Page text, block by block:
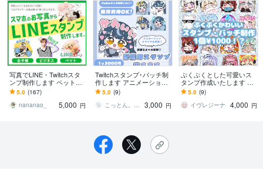
写真でLINE・Twitchスタ
ンプ制作します ペット・
お子様・ライバー様◎透
過PNG納品◎高視認性デ
ザイン
5.0 (167)
nananao_
5,000 円
Twitchスタンプ･バッチ制
作します アニメーション
スタンプ対応◎VTuberさ
んを応援したい！
5.0 (9)
こっとん。｜紗透こと
3,000 円
ぷくぷくとした可愛いス
タンプ作成いたします 早
い！安い！高クオリテ
ィ！のスタンプを作成い
たします
5.0 (9)
イヴレジーナ
4,000 円